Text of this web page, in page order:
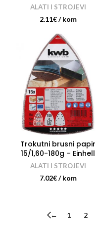
ALATI I STROJEVI
2.11€/ kom
Trokutni brusni papir
15/1,60-180g – Einhell
ALATI I STROJEVI
7.02€/ kom
← 1 2